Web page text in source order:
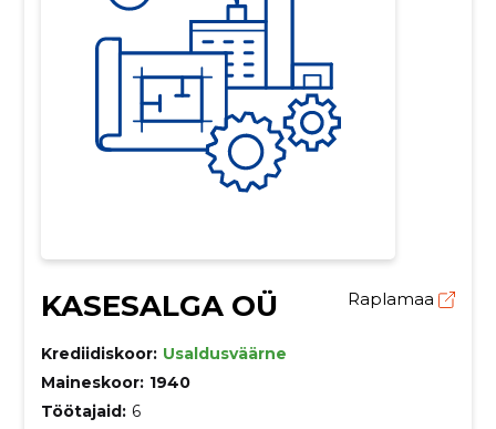
KASESALGA OÜ Raplamaa
Krediidiskoor: Usaldusväärne
Maineskoor: 1940
Töötajaid: 6